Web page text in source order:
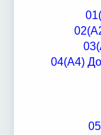
04(А4)